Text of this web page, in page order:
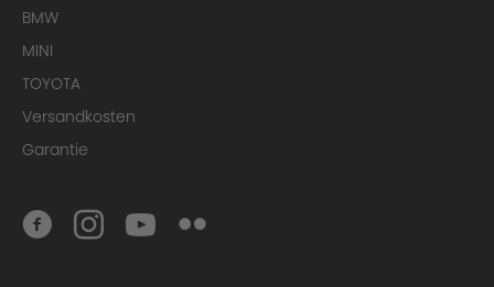
BMW
MINI
TOYOTA
Versandkosten
Garantie